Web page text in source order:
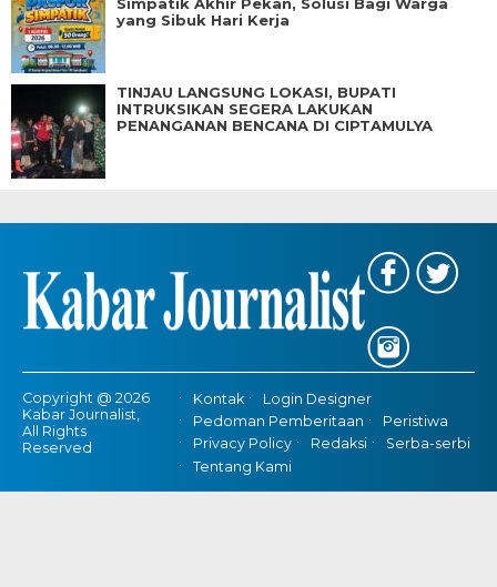
yang Sibuk Hari Kerja
TINJAU LANGSUNG LOKASI, BUPATI
INTRUKSIKAN SEGERA LAKUKAN
PENANGANAN BENCANA DI CIPTAMULYA
Copyright @ 2026
Kabar Journalist,
All Rights
Reserved
Kontak
Login Designer
Pedoman Pemberitaan
Peristiwa
Privacy Policy
Redaksi
Serba-serbi
Tentang Kami